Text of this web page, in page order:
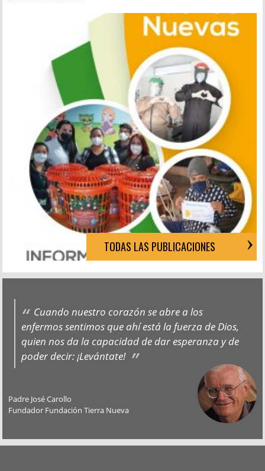
TODAS LAS PUBLICACIONES
Cuando nuestro corazón se abre a los
enfermos sentimos que ahí está la fuerza de Dios,
quien nos da la capacidad de dar esperanza y de
poder decir: ¡Levántate!
Padre José Carollo
Fundador Fundación Tierra Nueva